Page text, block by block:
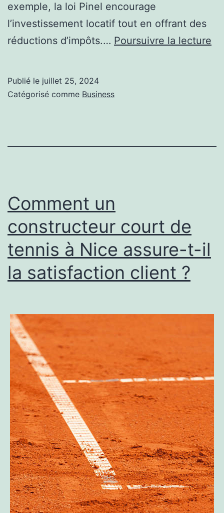
exemple, la loi Pinel encourage
l’investissement locatif tout en offrant des
réductions d’impôts.… Poursuivre la lecture
Publié le juillet 25, 2024
Catégorisé comme Business
Comment un
constructeur court de
tennis à Nice assure-t-il
la satisfaction client ?